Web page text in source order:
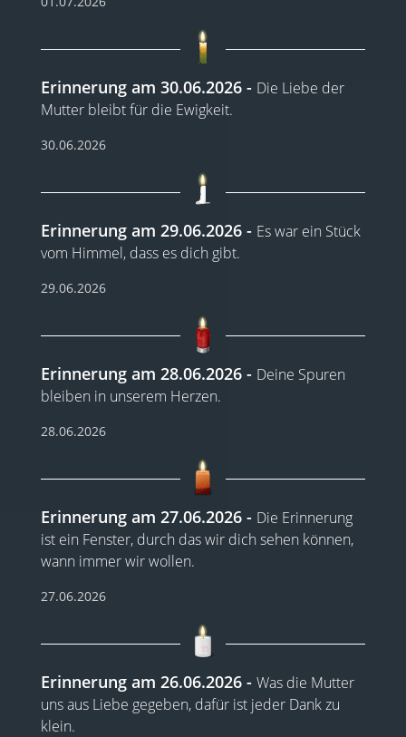
Erinnerung am 30.06.2026
Die Liebe der
Mutter bleibt für die Ewigkeit.
30.06.2026
Erinnerung am 29.06.2026
Es war ein Stück
vom Himmel, dass es dich gibt.
29.06.2026
Erinnerung am 28.06.2026
Deine Spuren
bleiben in unserem Herzen.
28.06.2026
Erinnerung am 27.06.2026
Die Erinnerung
ist ein Fenster, durch das wir dich sehen können,
wann immer wir wollen.
27.06.2026
Erinnerung am 26.06.2026
Was die Mutter
uns aus Liebe gegeben, dafür ist jeder Dank zu
klein.